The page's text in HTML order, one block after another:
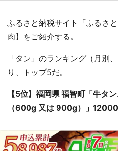
ふるさと納税サイト「ふるさ
肉】をご紹介する。
「タン」のランキング（月別
り、トップ5だ。
【5位】福岡県 福智町「牛タ
（600g 又は 900g）」12000